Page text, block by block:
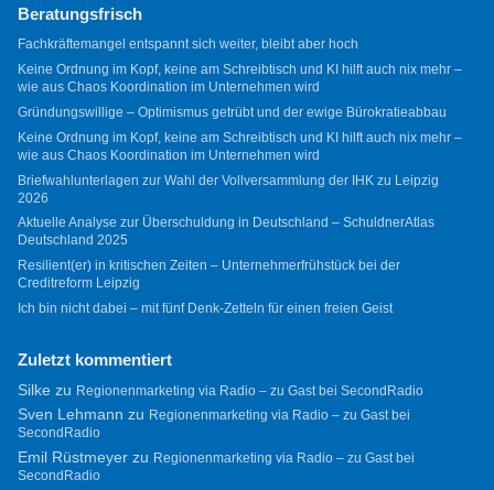
Beratungsfrisch
Fachkräftemangel entspannt sich weiter, bleibt aber hoch
Keine Ordnung im Kopf, keine am Schreibtisch und KI hilft auch nix mehr –
wie aus Chaos Koordination im Unternehmen wird
Gründungswillige – Optimismus getrübt und der ewige Bürokratieabbau
Keine Ordnung im Kopf, keine am Schreibtisch und KI hilft auch nix mehr –
wie aus Chaos Koordination im Unternehmen wird
Briefwahlunterlagen zur Wahl der Vollversammlung der IHK zu Leipzig
2026
Aktuelle Analyse zur Überschuldung in Deutschland – SchuldnerAtlas
Deutschland 2025
Resilient(er) in kritischen Zeiten – Unternehmerfrühstück bei der
Creditreform Leipzig
Ich bin nicht dabei – mit fünf Denk-Zetteln für einen freien Geist
Zuletzt kommentiert
Silkezu Regionenmarketing via Radio – zu Gast bei SecondRadio
Sven Lehmann zu Regionenmarketing via Radio – zu Gast bei
SecondRadio
Emil Rüstmeyerzu Regionenmarketing via Radio – zu Gast bei
SecondRadio